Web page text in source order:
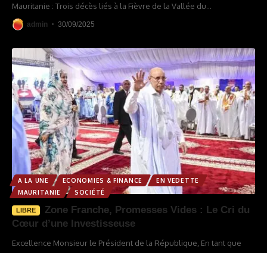
Mauritanie : Trois décès liés à la Fièvre de la Vallée du…
admin 30/09/2025
A LA UNE ECONOMIES & FINANCE
EN VEDETTE
MAURITANIE
SOCIÉTÉ
LIBRE
Zone Franche, Promesses Vides : Le Cri du
Cœur d’une Investisseuse
Excellence Monsieur le Président de la République, En tant que